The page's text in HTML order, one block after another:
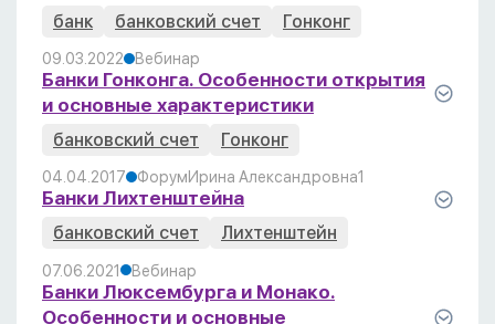
банк банковский счет Гонконг
09.03.2022 Вебинар
Банки Гонконга. Особенности открытия
и основные характеристики
банковский счет Гонконг
04.04.2017 ФорумИрина Александровна1
Банки Лихтенштейна
банковский счет Лихтенштейн
07.06.2021 Вебинар
Банки Люксембурга и Монако.
Особенности и основные